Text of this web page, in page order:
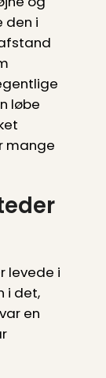
den i
løbe
mange
levede i
i det,
en